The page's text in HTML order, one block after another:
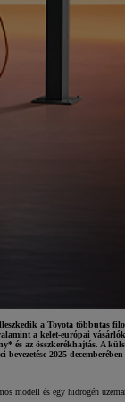
a Toyota többutas
a kelet-európai
az összkerékhajtás. A
2025
modell és egy hidrogén